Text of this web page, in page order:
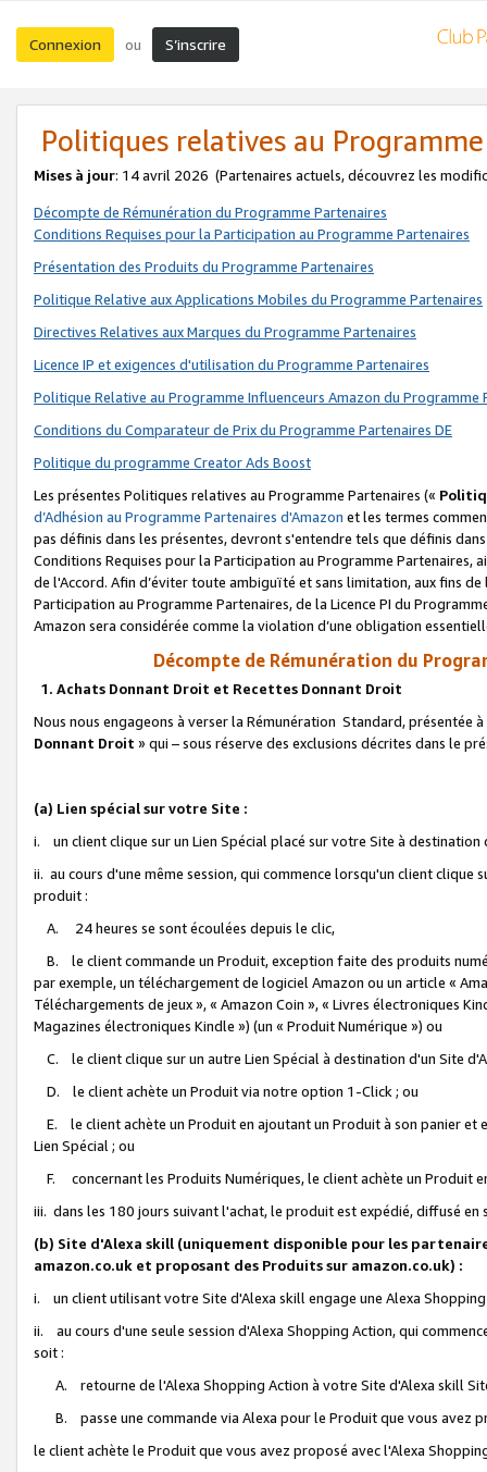
Connexion ou S’inscrire
Politiques relatives au
Mises à jour: 14 avril 2026 (Partenaires actuels, découvrez les
Décompte de Rémunération du Programme Partenaires
Conditions Requises pour la Participation au Programme Partenaires
Présentation des Produits du Programme Partenaires
Politique Relative aux Applications Mobiles du Programme Partenaires
Directives Relatives aux Marques du Programme Partenaires
Licence IP et exigences d'utilisation du Programme Partenaires
Politique Relative au Programme Influenceurs Amazon du Programme
Conditions du Comparateur de Prix du Programme Partenaires DE
Politique du programme Creator Ads Boost
Les présentes Politiques relatives au Programme Partenaires («
d’Adhésion au Programme Partenaires d'Amazon et les termes
pas définis dans les présentes, devront s'entendre tels que définis
Conditions Requises pour la Participation au Programme Partenaires,
de l'Accord. Afin d’éviter toute ambiguïté et sans limitation, aux fins
Participation au Programme Partenaires, de la Licence PI du
Amazon sera considérée comme la violation d’une obligation
Décompte de Rémunération du
1. Achats Donnant Droit et Recettes Donnant Droit
Nous nous engageons à verser la Rémunération Standard, présentée
Donnant Droit » qui – sous réserve des exclusions décrites dans le
(a) Lien spécial sur votre Site :
i. un client clique sur un Lien Spécial placé sur votre Site à destination
ii. au cours d'une même session, qui commence lorsqu'un client
produit :
A. 24 heures se sont écoulées depuis le clic,
B. le client commande un Produit, exception faite des produits
par exemple, un téléchargement de logiciel Amazon ou un article «
Téléchargements de jeux », « Amazon Coin », « Livres électroniques
Magazines électroniques Kindle ») (un « Produit Numérique ») ou
C. le client clique sur un autre Lien Spécial à destination d'un Site
D. le client achète un Produit via notre option 1-Click ; ou
E. le client achète un Produit en ajoutant un Produit à son panier et
Lien Spécial ; ou
F. concernant les Produits Numériques, le client achète un Produit
iii. dans les 180 jours suivant l'achat, le produit est expédié, diffusé
(b) Site d'Alexa skill (uniquement disponible pour les
amazon.co.uk et proposant des Produits sur amazon.co.uk) :
i. un client utilisant votre Site d'Alexa skill engage une Alexa
ii. au cours d'une seule session d'Alexa Shopping Action, qui
soit :
A. retourne de l'Alexa Shopping Action à votre Site d'Alexa skill
B. passe une commande via Alexa pour le Produit que vous avez
le client achète le Produit que vous avez proposé avec l'Alexa